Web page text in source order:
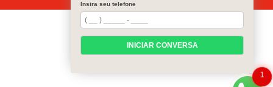
1
Insira seu telefone
INICIAR CONVERSA